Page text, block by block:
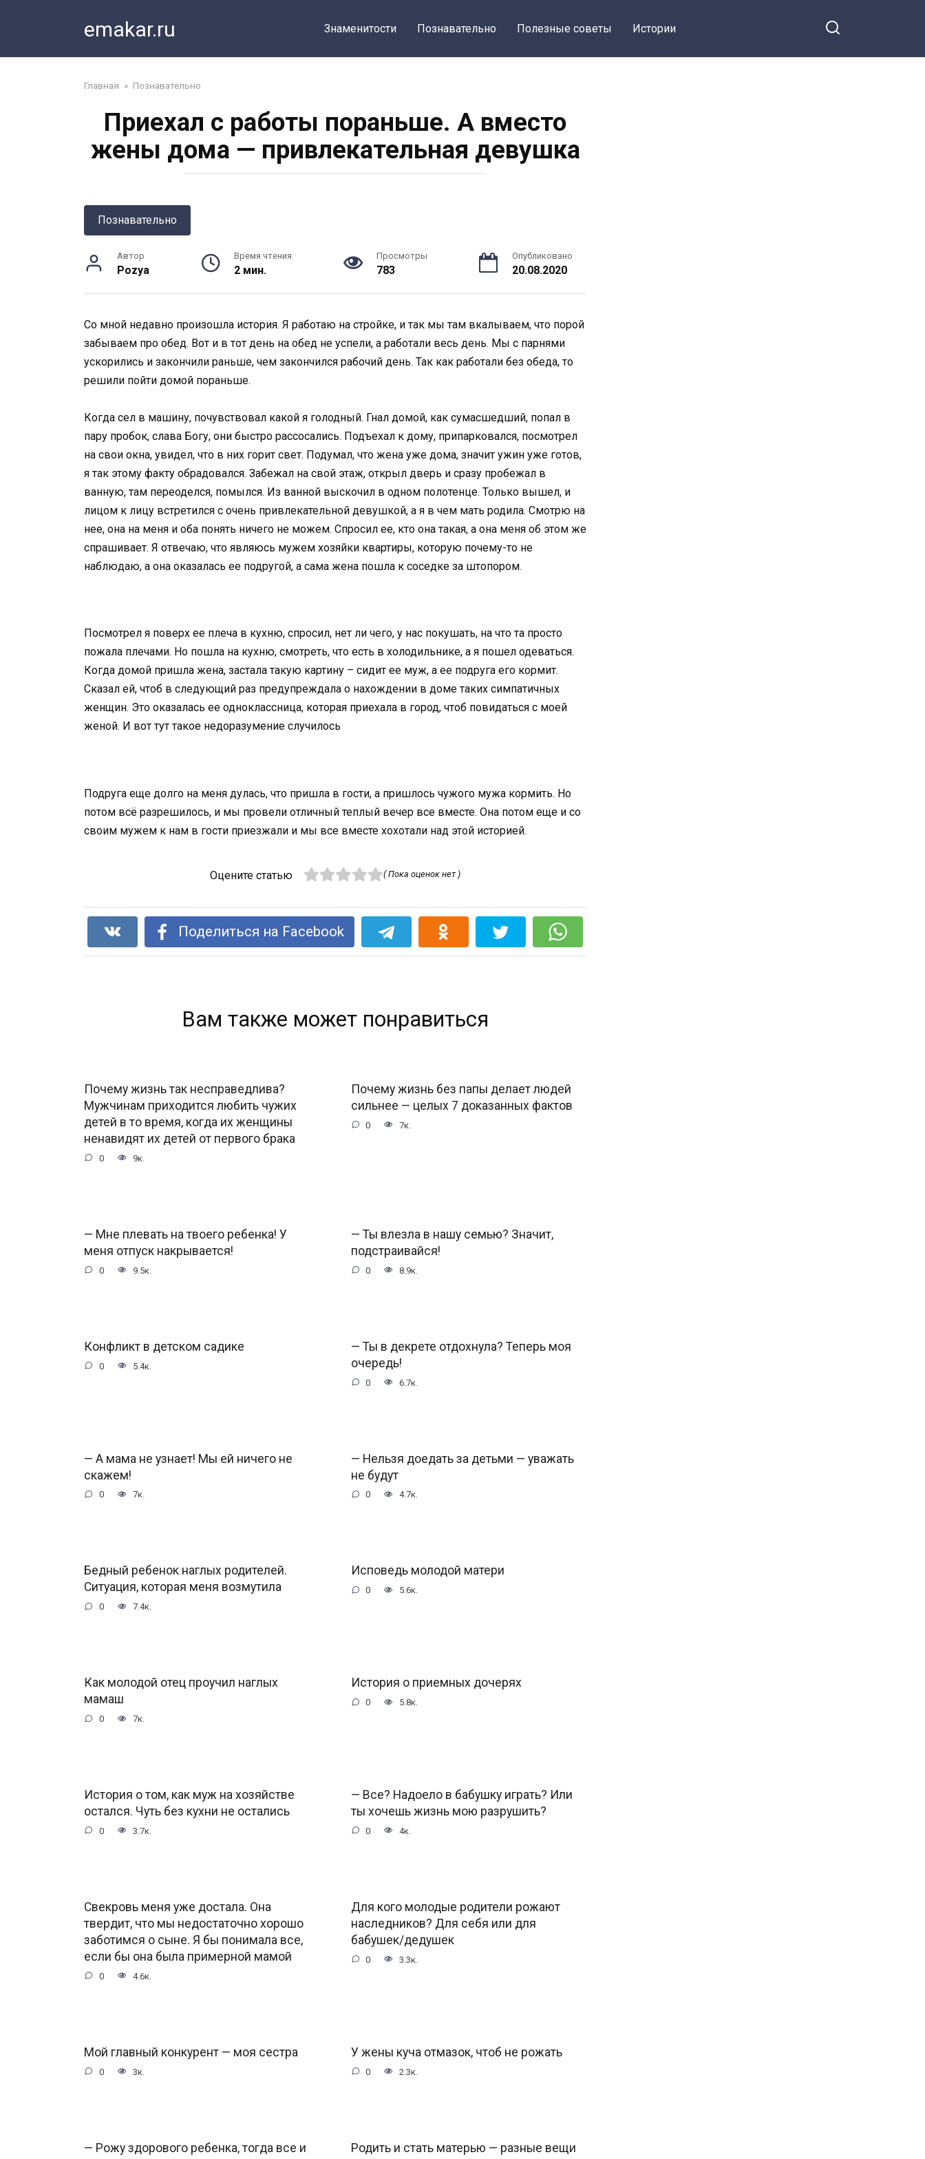
emakar.ru Знаменитости Познавательно Полезные советы Истории
Главная » Познавательно
Приехал с работы пораньше. А вместо
жены дома — привлекательная девушка
Познавательно
Автор
Pozya
Время чтения
2 мин.
Просмотры
783
Опубликовано
20.08.2020
Со мной недавно произошла история. Я работаю на стройке, и так мы там вкалываем, что порой
забываем про обед. Вот и в тот день на обед не успели, а работали весь день. Мы с парнями
ускорились и закончили раньше, чем закончился рабочий день. Так как работали без обеда, то
решили пойти домой пораньше.
Когда сел в машину, почувствовал какой я голодный. Гнал домой, как сумасшедший, попал в
пару пробок, слава Богу, они быстро рассосались. Подъехал к дому, припарковался, посмотрел
на свои окна, увидел, что в них горит свет. Подумал, что жена уже дома, значит ужин уже готов,
я так этому факту обрадовался. Забежал на свой этаж, открыл дверь и сразу пробежал в
ванную, там переоделся, помылся. Из ванной выскочил в одном полотенце. Только вышел, и
лицом к лицу встретился с очень привлекательной девушкой, а я в чем мать родила. Смотрю на
нее, она на меня и оба понять ничего не можем. Спросил ее, кто она такая, а она меня об этом же
спрашивает. Я отвечаю, что являюсь мужем хозяйки квартиры, которую почему-то не
наблюдаю, а она оказалась ее подругой, а сама жена пошла к соседке за штопором.
Посмотрел я поверх ее плеча в кухню, спросил, нет ли чего, у нас покушать, на что та просто
пожала плечами. Но пошла на кухню, смотреть, что есть в холодильнике, а я пошел одеваться.
Когда домой пришла жена, застала такую картину – сидит ее муж, а ее подруга его кормит.
Сказал ей, чтоб в следующий раз предупреждала о нахождении в доме таких симпатичных
женщин. Это оказалась ее одноклассница, которая приехала в город, чтоб повидаться с моей
женой. И вот тут такое недоразумение случилось
Подруга еще долго на меня дулась, что пришла в гости, а пришлось чужого мужа кормить. Но
потом всё разрешилось, и мы провели отличный теплый вечер все вместе. Она потом еще и со
своим мужем к нам в гости приезжали и мы все вместе хохотали над этой историей.
Оцените статью ( Пока оценок нет )
Поделиться на Facebook
Вам также может понравиться
Почему жизнь так несправедлива?
Мужчинам приходится любить чужих
детей в то время, когда их женщины
ненавидят их детей от первого брака
0 9к.
Почему жизнь без папы делает людей
сильнее — целых 7 доказанных фактов
0 7к.
— Мне плевать на твоего ребенка! У
меня отпуск накрывается!
0 9.5к.
— Ты влезла в нашу семью? Значит,
подстраивайся!
0 8.9к.
Конфликт в детском садике
0 5.4к.
— Ты в декрете отдохнула? Теперь моя
очередь!
0 6.7к.
— А мама не узнает! Мы ей ничего не
скажем!
0 7к.
— Нельзя доедать за детьми — уважать
не будут
0 4.7к.
Бедный ребенок наглых родителей.
Ситуация, которая меня возмутила
0 7.4к.
Исповедь молодой матери
0 5.6к.
Как молодой отец проучил наглых
мамаш
0 7к.
История о приемных дочерях
0 5.8к.
История о том, как муж на хозяйстве
остался. Чуть без кухни не остались
0 3.7к.
— Все? Надоело в бабушку играть? Или
ты хочешь жизнь мою разрушить?
0 4к.
Свекровь меня уже достала. Она
твердит, что мы недостаточно хорошо
заботимся о сыне. Я бы понимала все,
если бы она была примерной мамой
0 4.6к.
Для кого молодые родители рожают
наследников? Для себя или для
бабушек/дедушек
0 3.3к.
Мой главный конкурент — моя сестра
0 3к.
У жены куча отмазок, чтоб не рожать
0 2.3к.
— Рожу здорового ребенка, тогда все и
Родить и стать матерью — разные вещи